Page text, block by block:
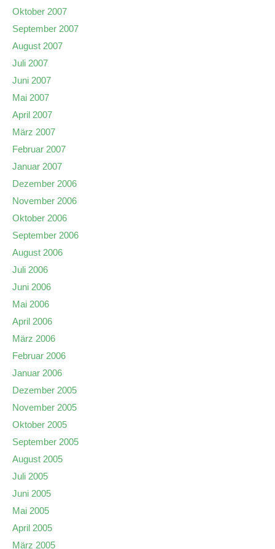
Oktober 2007
September 2007
August 2007
Juli 2007
Juni 2007
Mai 2007
April 2007
März 2007
Februar 2007
Januar 2007
Dezember 2006
November 2006
Oktober 2006
September 2006
August 2006
Juli 2006
Juni 2006
Mai 2006
April 2006
März 2006
Februar 2006
Januar 2006
Dezember 2005
November 2005
Oktober 2005
September 2005
August 2005
Juli 2005
Juni 2005
Mai 2005
April 2005
März 2005